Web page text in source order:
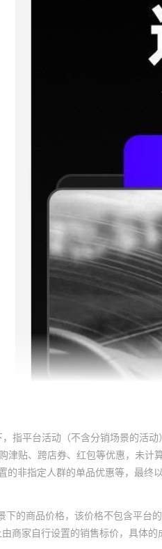
，指平台活动（不含分销场景的活
津贴、跨店券、红包等优惠，未
的非指定人群的单品优惠等，最
下的商品价格，该价格不包含平台
商家自行设置的销售标价，具体